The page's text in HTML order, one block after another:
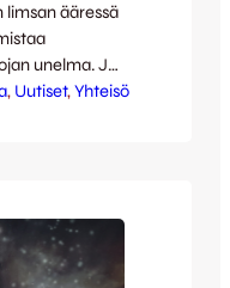
ääressä
unelma. Ja
tuosta
kuin
, Uutiset, Yhteisö